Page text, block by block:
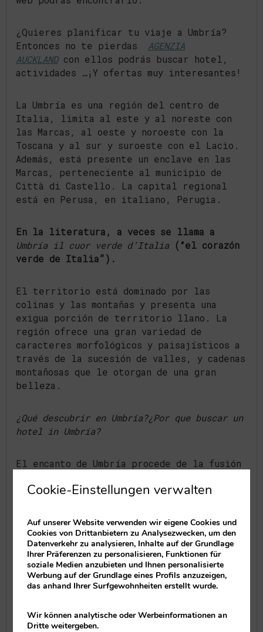
¿Quieres planificar tu viaje a Umbría?
Entonces no te pierdas AGENZIA
AUCKLAND con ellos podrás buscar hotel,
actividades …¡Y ofertas muy interesantes!
La Umbría es una región del centro de
Italia, limita al este y al noreste con
las Marcas, al oeste y noroeste con la
Toscana y al sur y suroeste con el Lacio.
Además, está presente un enclave en las
Marcas, perteneciente al municipio de
Città di Castello. La capital regional
está en Perusa, en italiano, Perugia.
En la literatura, a veces se llama a
Umbría il cuor verde d’Italia(“el corazón
verde de Italia”).
El territorio está dominado por las
colinas y las montañas y presenta una
exigua porción de territorio llano. La
región ofrece una gran variedad de
caracteres morfológicos y paisajísticos a
través de la sucesión de valles, y cadenas
montañosas que le otorgan de una gran
belleza.
¿Qué descubrir en Umbría?¿Por que buscar un
hotel in Umbría?
El encanto de Umbría procede de la fusión
serenidad que inspiran sus lugares, de sus
pueblos medievales en las colinas.
Gubbio es uno de esos pueblos, es la
localidad más antigua de Umbría y alcanzó
su mayor esplendor durante la Edad Media;
la Catedral, el Palacio de los Cónsules
son sólo algunos ejemplos que hacen de
Cookie-Einstellungen verwalten
Auf unserer Website verwenden wir eigene Cookies und
Cookies von Drittanbietern zu Analysezwecken, um den
Datenverkehr zu analysieren, Inhalte auf der Grundlage
Ihrer Präferenzen zu personalisieren, Funktionen für
soziale Medien anzubieten und Ihnen personalisierte
Werbung auf der Grundlage eines Profils anzuzeigen,
das anhand Ihrer Surfgewohnheiten erstellt wurde.
Wir können analytische oder Werbeinformationen an
Dritte weitergeben.